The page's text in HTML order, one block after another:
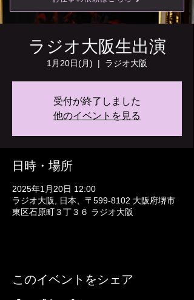
ラジオ大阪生出演
1月20日(月)
  |
ラジオ大阪
受付が終了しました
他のイベントを見る
日時・場所
2025年1月20日 12:00
ラジオ大阪, 日本、〒599-8102 大阪府堺市
東区石原町３丁３６ ラジオ大阪
このイベントをシェア